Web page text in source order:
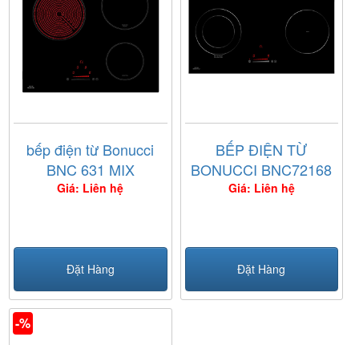
bếp điện từ Bonucci
BNC 631 MIX
Giá: Liên hệ
Đặt Hàng
BẾP ĐIỆN TỪ
BONUCCI BNC72168
Giá: Liên hệ
Đặt Hàng
-%